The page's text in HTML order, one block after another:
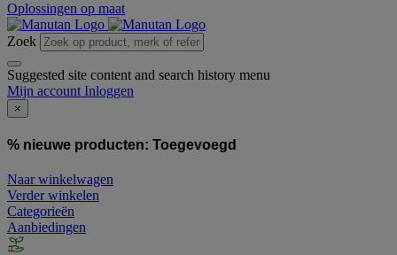
Oplossingen op maat
Zoek
Suggested site content and search history menu
Mijn account Inloggen
×
% nieuwe producten: Toegevoegd
Naar winkelwagen
Verder winkelen
Categorieën
Aanbiedingen